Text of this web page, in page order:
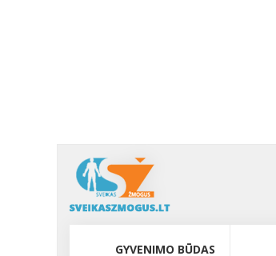
GYVENIMO BŪDAS